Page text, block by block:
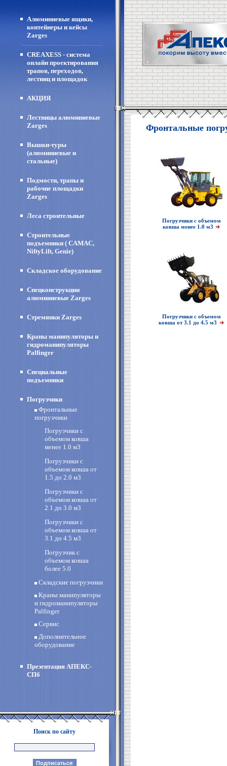
Алюминиевые ящики,
контейнеры и кейсы
Zarges
CREAXESS - система
онлайн проектирования
трапов, переходов,
лестниц и площадок
АКЦИЯ
Лестницы алюминиевые
Zarges
Вышки-туры
(алюминиевые и
стальные)
Подмости, трапы и
рабочие площадки
Zarges
Леса строительные
Строительные
подъемники ( CAMAC,
NiftyLift, Genie)
Складское оборудование
Спецконструкции
алюминиевые Zarges
Стремянки Zarges
Краны манипуляторы и
гидроманипуляторы
Palfinger
Специальные
подъемники
Погрузчики
Фронтальные
погрузчики
Погрузчики с
объемом ковша
менее 1.0 м3
Погрузчики с
объемом ковша от
1.5 до 2.0 м3
Погрузчики с
объемом ковша от
2.1 до 3.0 м3
Погрузчики с
объемом ковша от
3.1 до 4.5 м3
Погрузчик с
объемом ковша
более 5.0
Складские погрузчики
Краны манипуляторы
и гидроманипуляторы
Palfinger
Сервис
Дополнительное
оборудование
Презентация АПЕКС-
СПб
Поиск по сайту
Фронтальные
Погрузчики с объемом
ковша менее 1.0 м3
Погрузчики с объемом
ковша от 3.1 до 4.5 м3